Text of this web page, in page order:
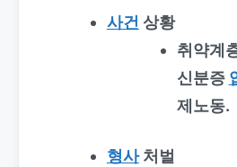
사건 상황
취약계
신분증
제노동.
형사처벌